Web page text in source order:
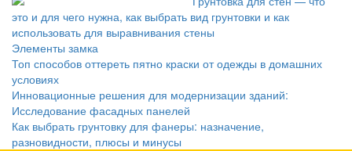
это и для чего нужна, как выбрать вид грунтовки и как
использовать для выравнивания стены
Элементы замка
Топ способов оттереть пятно краски от одежды в домашних
условиях
Инновационные решения для модернизации зданий:
Исследование фасадных панелей
Как выбрать грунтовку для фанеры: назначение,
разновидности, плюсы и минусы